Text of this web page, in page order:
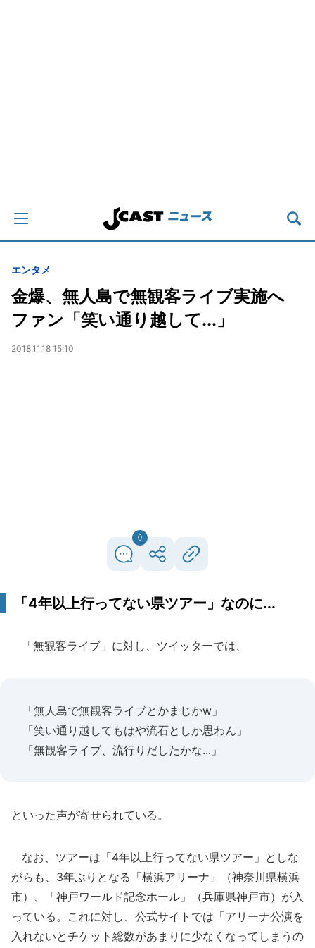
エンタメ
金爆、無人島で無観客ライブ実施へ
ファン「笑い通り越して...」
2018.11.18 15:10
0
「4年以上行ってない県ツアー」なのに...
「無観客ライブ」に対し、ツイッターでは、
「無人島で無観客ライブとかまじかw」
「笑い通り越してもはや流石としか思わん」
「無観客ライブ、流行りだしたかな...」
といった声が寄せられている。
なお、ツアーは「4年以上行ってない県ツアー」としな
がらも、3年ぶりとなる「横浜アリーナ」（神奈川県横浜
市）、「神戸ワールド記念ホール」（兵庫県神戸市）が入
っている。これに対し、公式サイトでは「アリーナ公演を
入れないとチケット総数があまりに少なくなってしまうの